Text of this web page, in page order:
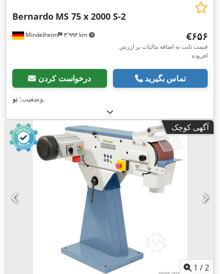
Mindelheim ۳٬۹۹۴ km
Bernardo MS 75 x 2000 S-2
‎€۶۵۶
قیمت ثابت به اضافه مالیات بر ارزش
افزوده
درخواست کردن تماس بگیرید
وضعیت: نو ,
آگهی کوچک
1 /2